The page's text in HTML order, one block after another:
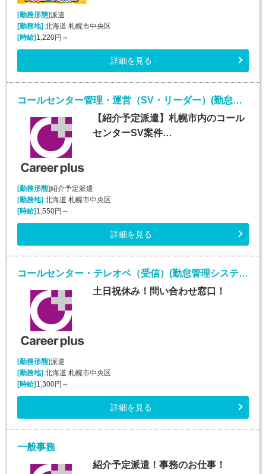
[勤務形態]派遣
[勤務地]北海道 札幌市中央区
[時給]1,220円～
詳細を見る
コールセンター管理・運営（SV・リーダー）(勤怠管理システムヘルプデスク)
【紹介予定派遣】札幌市内のコール
センターSV案件…
[勤務形態]紹介予定派遣
[勤務地]北海道 札幌市中央区
[時給]1,550円～
詳細を見る
コールセンター・テレオペ（受信）(勤怠管理システムヘルプデスク)
土日祝休み！問い合わせ窓口！
[勤務形態]派遣
[勤務地] 北海道 札幌市中央区
[時給] 1,300円～
詳細を見る
一般事務
紹介予定派遣！事務のお仕事！